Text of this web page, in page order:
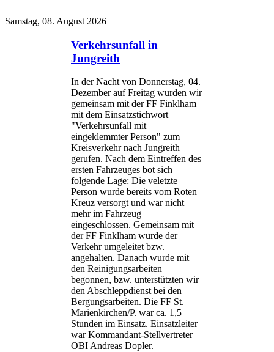
Samstag, 08. August 2026
Verkehrsunfall in
Jungreith
In der Nacht von Donnerstag, 04.
Dezember auf Freitag wurden wir
gemeinsam mit der FF Finklham
mit dem Einsatzstichwort
"Verkehrsunfall mit
eingeklemmter Person" zum
Kreisverkehr nach Jungreith
gerufen. Nach dem Eintreffen des
ersten Fahrzeuges bot sich
folgende Lage: Die veletzte
Person wurde bereits vom Roten
Kreuz versorgt und war nicht
mehr im Fahrzeug
eingeschlossen. Gemeinsam mit
der FF Finklham wurde der
Verkehr umgeleitet bzw.
angehalten. Danach wurde mit
den Reinigungsarbeiten
begonnen, bzw. unterstützten wir
den Abschleppdienst bei den
Bergungsarbeiten. Die FF St.
Marienkirchen/P. war ca. 1,5
Stunden im Einsatz. Einsatzleiter
war Kommandant-Stellvertreter
OBI Andreas Dopler.